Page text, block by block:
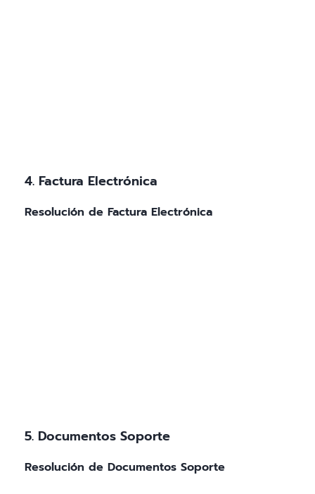
4. Factura Electrónica
Resolución de Factura Electrónica
5. Documentos Soporte
Resolución de Documentos Soporte